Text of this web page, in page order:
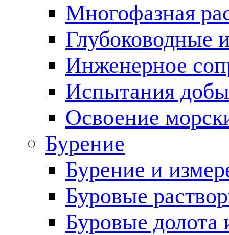
Многофазная
Глубоководные
Инженерное
Испытания
Освоение
Бурение
Бурение и
Буровые
Буровые долота